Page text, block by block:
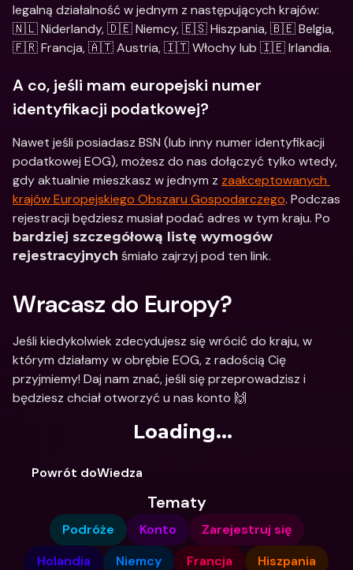
legalną działalność w jednym z następujących krajów:
🇳🇱 Niderlandy, 🇩🇪 Niemcy, 🇪🇸 Hiszpania, 🇧🇪 Belgia,
🇫🇷 Francja, 🇦🇹 Austria, 🇮🇹 Włochy lub 🇮🇪 Irlandia.
A co, jeśli mam europejski numer
identyfikacji podatkowej?
Nawet jeśli posiadasz BSN (lub inny numer identyfikacji
podatkowej EOG), możesz do nas dołączyć tylko wtedy,
gdy aktualnie mieszkasz w jednym z zaakceptowanych
krajów Europejskiego Obszaru Gospodarczego. Podczas
bardziej szczegółową listę wymogów
rejestracyjnych śmiało zajrzyj pod ten link.
Wracasz do Europy?
Jeśli kiedykolwiek zdecydujesz się wrócić do kraju, w
którym działamy w obrębie EOG, z radością Cię
przyjmiemy! Daj nam znać, jeśli się przeprowadzisz i
będziesz chciał otworzyć u nas konto 🙌
Loading...
Powrót doWiedza
Tematy
Podróże Konto
Zarejestruj się
Holandia
Niemcy Francja
Hiszpania